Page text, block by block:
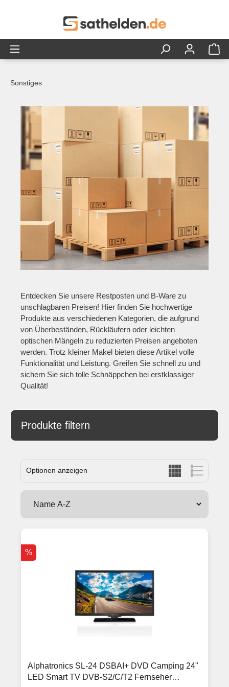
Sonstiges
Entdecken Sie unsere Restposten und B-Ware zu
unschlagbaren Preisen! Hier finden Sie hochwertige
Produkte aus verschiedenen Kategorien, die aufgrund
von Überbeständen, Rückläufern oder leichten
optischen Mängeln zu reduzierten Preisen angeboten
werden. Trotz kleiner Makel bieten diese Artikel volle
Funktionalität und Leistung. Greifen Sie schnell zu und
sichern Sie sich tolle Schnäppchen bei erstklassiger
Qualität!
Produkte filtern
Optionen anzeigen
%
Alphatronics SL-24 DSBAI+ DVD Camping 24"
LED Smart TV DVB-S2/C/T2 Fernseher